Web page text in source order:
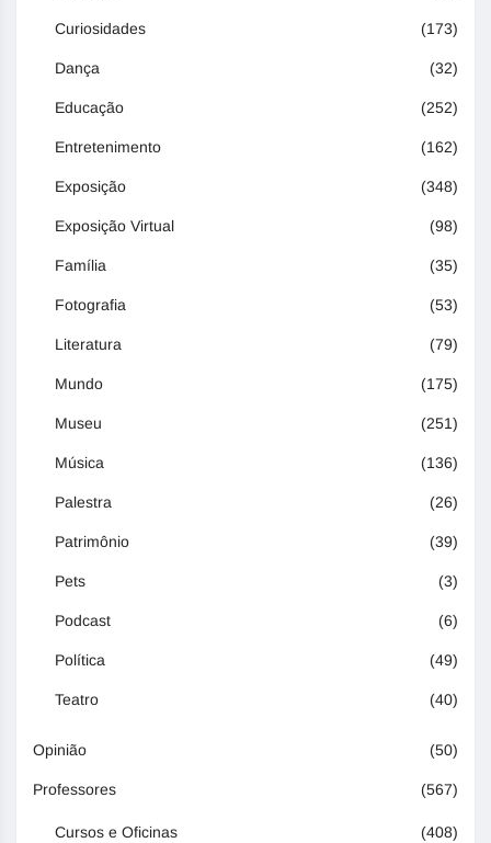
Curiosidades (173)
Dança (32)
Educação (252)
Entretenimento (162)
Exposição (348)
Exposição Virtual (98)
Família (35)
Fotografia (53)
Literatura (79)
Mundo (175)
Museu (251)
Música (136)
Palestra (26)
Patrimônio (39)
Pets (3)
Podcast (6)
Política (49)
Teatro (40)
Opinião (50)
Professores (567)
Cursos e Oficinas (408)